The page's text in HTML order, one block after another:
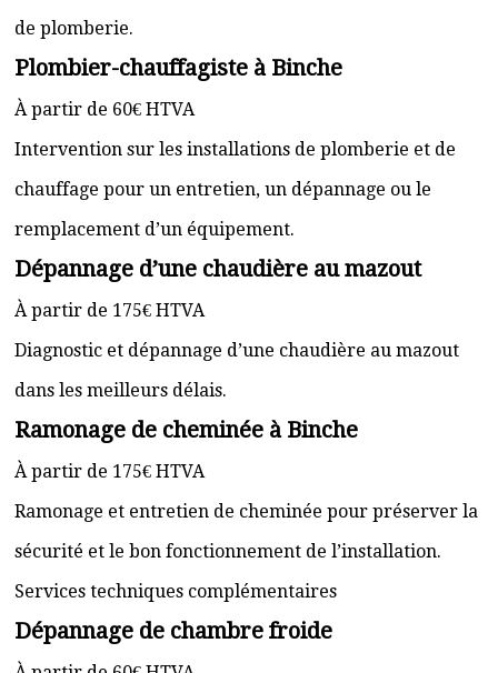
de plomberie.
Plombier-chauffagiste à Binche
À partir de 60€ HTVA
Intervention sur les installations de plomberie et de
chauffage pour un entretien, un dépannage ou le
remplacement d’un équipement.
Dépannage d’une chaudière au mazout
À partir de 175€ HTVA
Diagnostic et dépannage d’une chaudière au mazout
dans les meilleurs délais.
Ramonage de cheminée à Binche
À partir de 175€ HTVA
Ramonage et entretien de cheminée pour préserver la
sécurité et le bon fonctionnement de l’installation.
Services techniques complémentaires
Dépannage de chambre froide